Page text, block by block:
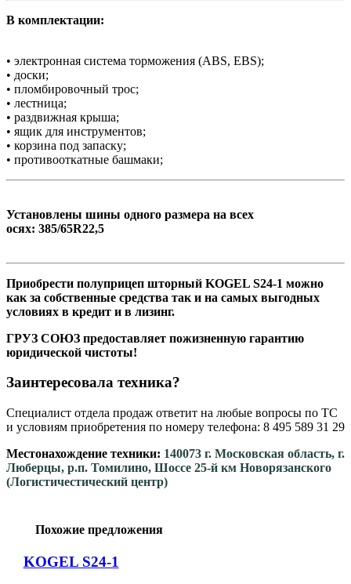
В комплектации:
• электронная система торможения (ABS, EBS);
• доски;
• пломбировочный трос;
• лестница;
• раздвижная крыша;
• ящик для инструментов;
• корзина под запаску;
• противооткатные башмаки;
Установлены шины одного размера на всех
осях: 385/65R22,5
Приобрести полуприцеп шторный KOGEL S24-1 можно
как за собственные средства так и на самых выгодных
условиях в кредит и в лизинг.
ГРУЗ СОЮЗ предоставляет пожизненную гарантию
юридической чистоты!
Заинтересовала техника?
Специалист отдела продаж ответит на любые вопросы по ТС
и условиям приобретения по номеру телефона: 8 495 589 31 29
Местонахождение техники: 140073 г. Московская область, г.
Люберцы, р.п. Томилино, Шоссе 25-й км Новорязанского
(Логистичестический центр)
Похожие предложения
KOGEL S24-1